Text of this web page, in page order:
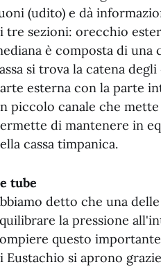
(udito) e dà
tre sezioni: orecchio
è composta di una
si trova la catena
esterna con la parte
piccolo canale che
di mantenere in
cassa timpanica.
tube
detto che una
la pressione
questo
Eustachio si aprono